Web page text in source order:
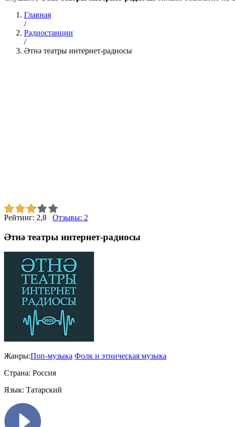
Главная
/
Радиостанции
/
Әтнә театры интернет-радиосы
Рейтинг: 2,8 Отзывы: 2
Әтнә театры интернет-радиосы
Жанры:Поп-музыка Фолк и этническая музыка
Страна: Россия
Язык: Татарский